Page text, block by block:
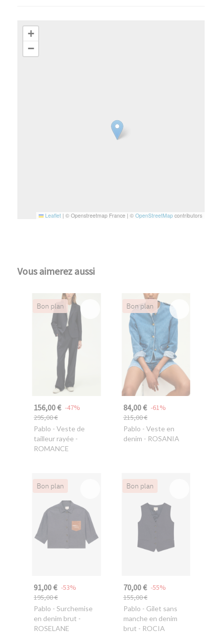
+
−
Leaflet | © Openstreetmap France | © OpenStreetMap contributors
Vous aimerez aussi
Bon plan
156,00 €
295,00 €
-47%
Pablo - Veste de
tailleur rayée -
ROMANCE
Bon plan
84,00 €
215,00 €
-61%
Pablo - Veste en
denim - ROSANIA
Bon plan
91,00 €
195,00 €
-53%
Pablo - Surchemise
en denim brut -
ROSELANE
Bon plan
70,00 €
155,00 €
-55%
Pablo - Gilet sans
manche en denim
brut - ROCIA